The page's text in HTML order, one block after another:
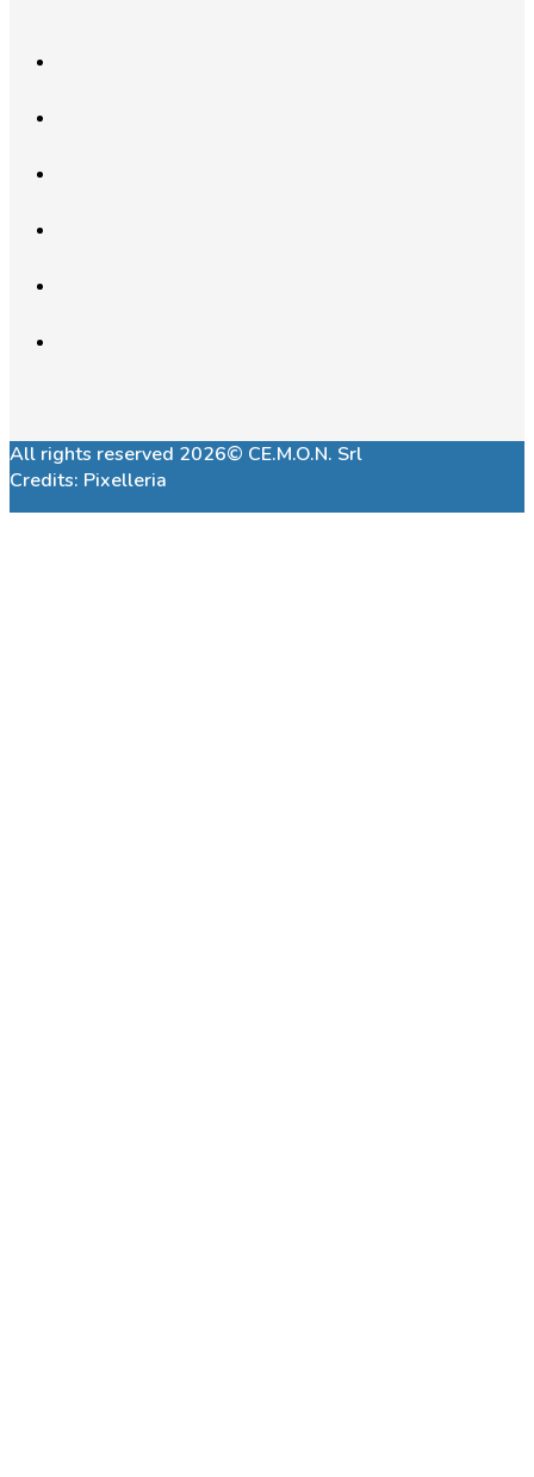
All rights reserved 2026© CE.M.O.N. Srl
Credits: Pixelleria